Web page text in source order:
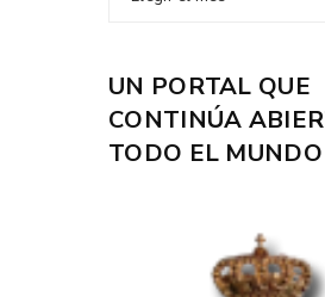
UN PORTAL QUE
CONTINÚA
TODO EL MUNDO